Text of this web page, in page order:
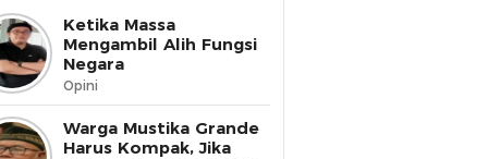
Ketika Massa
Mengambil Alih Fungsi
Negara
Opini
Warga Mustika Grande
Harus Kompak, Jika